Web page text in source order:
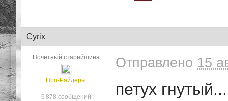
Cyrix
Почётный старейшина
Про-Райдеры
6 878 сообщений
Отправлено 15
петух